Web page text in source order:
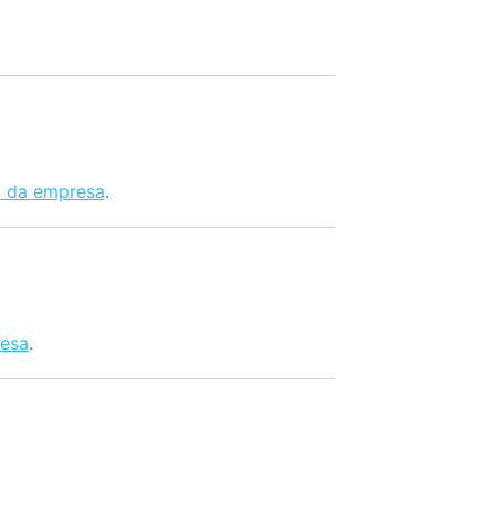
da empresa.
.